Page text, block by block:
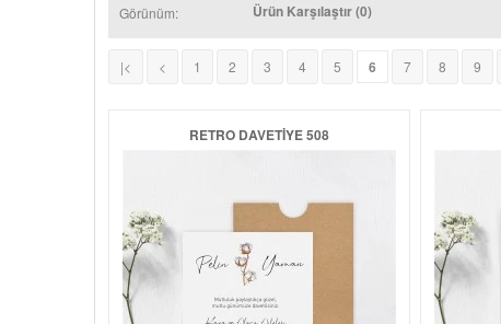
Görünüm: Ürün Karşılaştır (0)
|< < 1 2 3 4 5 6 7 8 9
RETRO DAVETIYE 508